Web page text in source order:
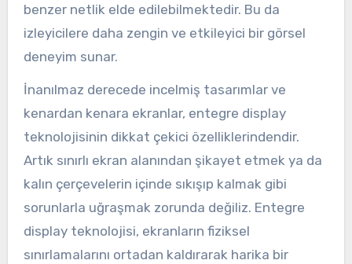
benzer netlik elde edilebilmektedir. Bu da
izleyicilere daha zengin ve etkileyici bir görsel
deneyim sunar.
İnanılmaz derecede incelmiş tasarımlar ve
kenardan kenara ekranlar, entegre display
teknolojisinin dikkat çekici özelliklerindendir.
Artık sınırlı ekran alanından şikayet etmek ya da
kalın çerçevelerin içinde sıkışıp kalmak gibi
sorunlarla uğraşmak zorunda değiliz. Entegre
display teknolojisi, ekranların fiziksel
sınırlamalarını ortadan kaldırarak harika bir